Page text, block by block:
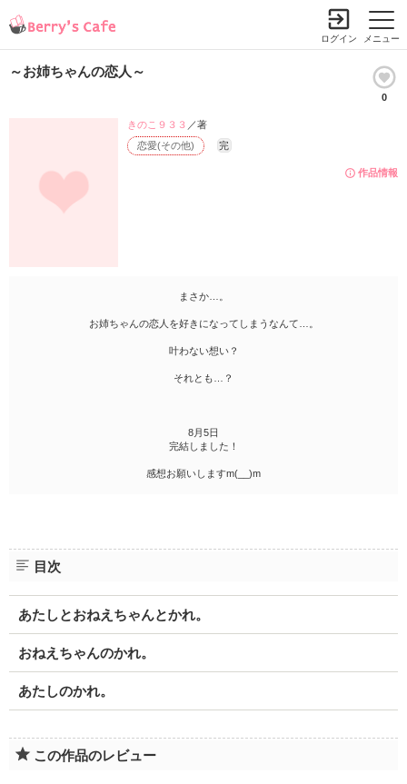
メニュー
ログイン
～お姉ちゃんの恋人～
0
作品情報
恋愛(その他) 完
きのこ９３３ ／著
まさか…。
お姉ちゃんの恋人を好きになってしまうなんて…。
叶わない想い？
それとも…？
8月5日
完結しました！
感想お願いしますm(__)m
目次
あたしとおねえちゃんとかれ。
おねえちゃんのかれ。
あたしのかれ。
この作品のレビュー